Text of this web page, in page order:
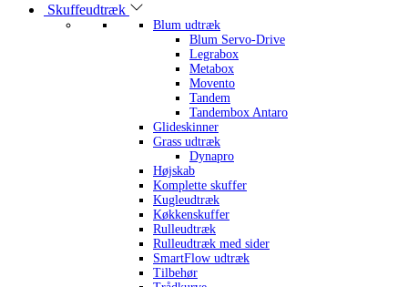
Skuffeudtræk
Blum udtræk
Blum Servo-Drive
Legrabox
Metabox
Movento
Tandem
Tandembox Antaro
Glideskinner
Grass udtræk
Dynapro
Højskab
Komplette skuffer
Kugleudtræk
Køkkenskuffer
Rulleudtræk
Rulleudtræk med sider
SmartFlow udtræk
Tilbehør